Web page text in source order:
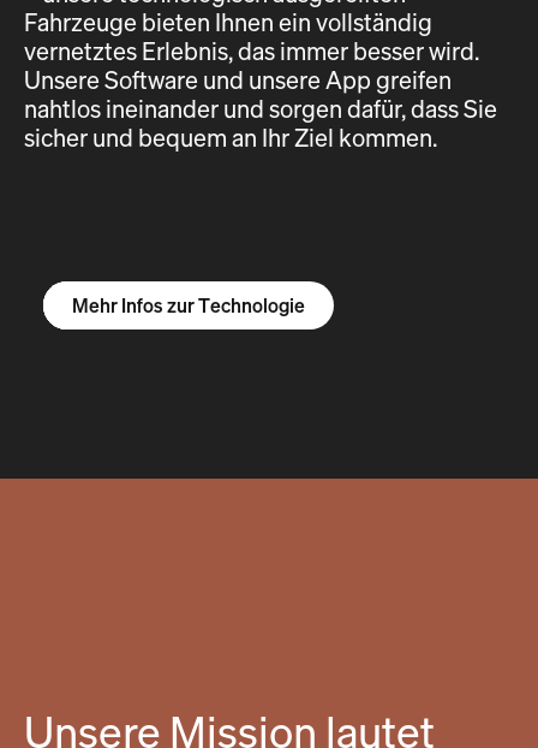
Fahrzeuge bieten Ihnen ein vollständig
vernetztes Erlebnis, das immer besser wird.
Unsere Software und unsere App greifen
nahtlos ineinander und sorgen dafür, dass Sie
sicher und bequem an Ihr Ziel kommen.
Mehr Infos zum R1S
Mehr Infos zum R1T
Mehr Infos zu Vans
Mehr Infos zur Technologie
Unsere Mission lautet